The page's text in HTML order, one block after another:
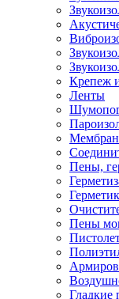
Крепеж
Ленты
Пены,
Пены
Гладкие